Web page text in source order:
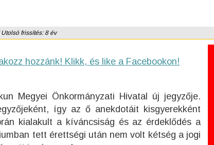
frissítés: 8 év
hozzánk! Klikk, és like a Facebookon!
Megyei Önkormányzati Hivatal új jegyzője.
így az ő anekdotáit kisgyerekként
kialakult a kíváncsiság és az érdeklődés a
tett érettségi után nem volt kétség a jogi